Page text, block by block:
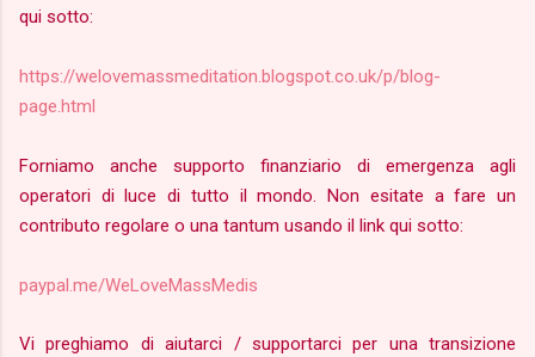
qui sotto:
https://welovemassmeditation.blogspot.co.uk/p/blog-
page.html
Forniamo anche supporto finanziario di emergenza agli
operatori di luce di tutto il mondo. Non esitate a fare un
contributo regolare o una tantum usando il link qui sotto:
paypal.me/WeLoveMassMedis
Vi preghiamo di aiutarci / supportarci per una transizione